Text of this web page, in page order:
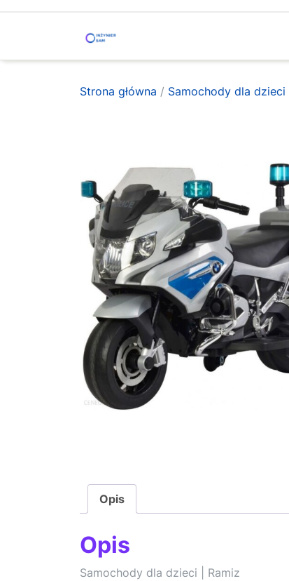
Strona główna / Samochody dla dzieci
Opis
Opis
Samochody dla dzieci | Ramiz